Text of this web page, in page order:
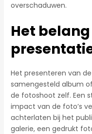
overschaduwen.
Het
Het presenteren van
samengesteld album
de fotoshoot zelf. Een
impact van de foto’s
achterlaten bij het
galerie, een gedrukt